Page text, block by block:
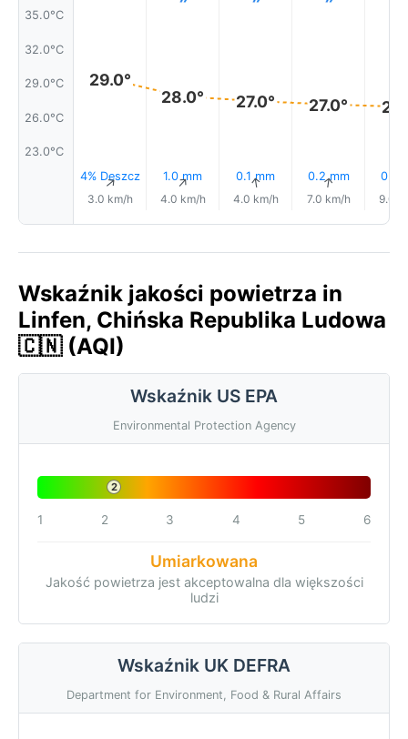
35.0°C
32.0°C
29.0°C
26.0°C
23.0°C
29.0°
4% Deszcz
↑
3.0 km/h
28.0°
1.0 mm
↑
4.0 km/h
27.0°
0.1 mm
↑
4.0 km/h
27.0°
0.2 mm
↑
7.0 km/h
0.0
9.0
Wskaźnik jakości powietrza in
Linfen, Chińska Republika Ludowa
🇨🇳 (AQI)
Wskaźnik US EPA
Environmental Protection Agency
2
1 2 3 4 5 6
Umiarkowana
Jakość powietrza jest akceptowalna dla większości
ludzi
Wskaźnik UK DEFRA
Department for Environment, Food & Rural Affairs